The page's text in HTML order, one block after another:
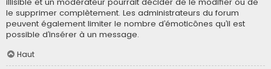
le supprimer complètement. Les administrateurs du forum
peuvent également limiter le nombre d’émoticônes qu’il est
possible d’insérer à un message.
Haut